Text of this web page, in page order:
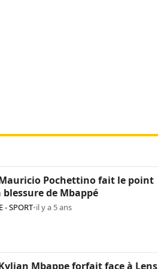
Mauricio Pochettino fait le point
blessure de Mbappé
- SPORT•il y a 5 ans
Mbappe forfait face à Lens